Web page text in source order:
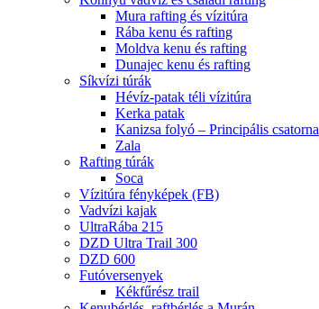
Mura rafting és vízitúra
Rába kenu és rafting
Moldva kenu és rafting
Dunajec kenu és rafting
Síkvízi túrák
Hévíz-patak téli vízitúra
Kerka patak
Kanizsa folyó – Principális csatorna
Zala
Rafting túrák
Soca
Vízitúra fényképek (FB)
Vadvízi kajak
UltraRába 215
DZD Ultra Trail 300
DZD 600
Futóversenyek
Kékfűrész trail